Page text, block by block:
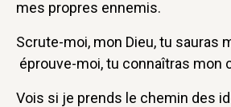
mes propres ennemis.
Scrute-moi, mon Dieu, tu sauras
éprouve-moi, tu connaîtras mon
Vois si je prends le chemin des